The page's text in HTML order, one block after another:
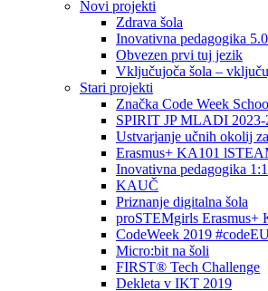
Novi projekti
Zdrava šola
Inovativna pedagogika 5.0
Obvezen prvi tuj jezik
Vključujoča šola –
Stari projekti
Značka Code Week
SPIRIT JP MLADI 2023-
Ustvarjanje učnih okolij
Erasmus+ KA101
Inovativna pedagogika 1:1
KAUČ
Priznanje digitalna šola
proSTEMgirls Erasmus+
CodeWeek 2019
Micro:bit na šoli
FIRST® Tech Challenge
Dekleta v IKT 2019